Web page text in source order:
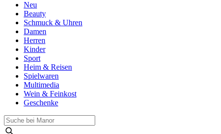
Neu
Beauty
Schmuck & Uhren
Damen
Herren
Kinder
Sport
Heim & Reisen
Spielwaren
Multimedia
Wein & Feinkost
Geschenke